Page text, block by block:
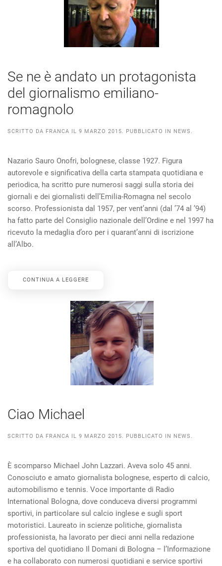
Se ne è andato un protagonista
del giornalismo emiliano-
romagnolo
SCRITTO DA FRANCA IL 9 MARZO 2015. PUBBLICATO IN NEWS .
Nazario Sauro Onofri, bolognese, classe 1927. Figura
autorevole e significativa della carta stampata quotidiana e
periodica, ha scritto pure numerosi saggi sulla storia dei
giornali e dei giornalisti dell’Emilia-Romagna nel secolo
scorso. Professionista dal 1957, per vent’anni (dal ’74 al ’94)
ha fatto parte del Consiglio nazionale dell’Ordine e nel 1997 ha
ricevuto la medaglia d’oro per i quarant’anni di iscrizione
all’Albo.
CONTINUA A LEGGERE
Ciao Michael
SCRITTO DA FRANCA IL 9 MARZO 2015. PUBBLICATO IN NEWS .
È scomparso Michael John Lazzari. Aveva solo 45 anni.
Conosciuto e amato giornalista bolognese, esperto di calcio,
automobilismo e tennis. Voce importante di Radio
International Bologna, dove conduceva diversi programmi
sportivi, in particolare sul calcio inglese e sugli sport
motoristici. Laureato in scienze politiche, giornalista
professionista, ha lavorato per dieci anni nella redazione
sportiva del quotidiano Il Domani di Bologna – l’Informazione
e ha collaborato con numerosi quotidiani e service sportivi